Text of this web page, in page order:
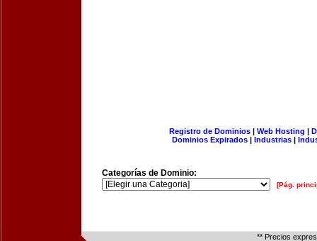
Registro de Dominios| Web Hosting |
Dominios Expirados | Industrias |
Categorías de Dominio:
[Pág.
** Precios